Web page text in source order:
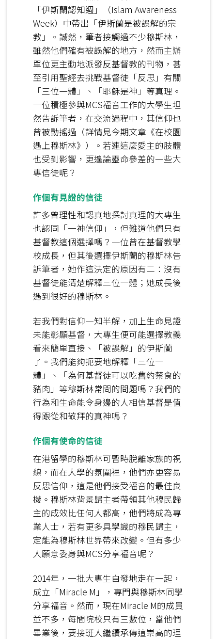
「伊斯蘭認知週」（Islam Awareness
Week）中帶出「伊斯蘭是被誤解的宗
教」。誠然，筆者接觸過不少穆斯林，
雖然他們確有被誤解的地方，然而主辦
單位更主動地派發反基督教的刊物，甚
至引用聖經去挑戰基督徒「反思」有關
「三位一體」、「耶穌是神」等真理。
一位積極參與MCS福音工作的大學生坦
然告訴筆者，在交流過程中，其信仰也
曾被動搖過（詳情見今期文章《在校園
遇上穆斯林》）。若連這麼愛主的肢體
也受到影響，更遑論靈命參差的一些大
專信徒呢？
作個有見證的信徒
許多曾理性和認真地探討真理的大專生
也認同「一神信仰」，但難道他們只有
基督教這個選擇嗎？一位曾在基督教學
校成長，但其後選擇伊斯蘭的穆斯林告
訴筆者，她作這決定的原因有二：沒有
基督徒能清楚解釋三位一體；她成長後
遇到很好的穆斯林。
若我們對信仰一知半解，加上生命見證
未能彰顯基督，大專生便可能選擇教義
看來簡單直接、「被誤解」的伊斯蘭
了。我們能夠扼要地解釋「三位一
體」、「為何基督徒可以吃舊約禁食的
豬肉」等穆斯林常問的問題嗎？我們的
行為和生命能令身邊的人相信基督是值
得跟從和敬拜的真神嗎？
作個有使命的信徒
在港留學的穆斯林可暫時脫離家族的視
線，而在大學的氛圍裡，他們亦更容易
反思信仰，這是他們接受福音的最佳良
機。穆斯林背景歸主者帶領其他穆民歸
主的成效比任何人都高，他們將成為專
業人士，若有更多具學識的穆民歸主，
定能為穆斯林世界帶來改變。但有多少
人願意委身與MCS分享福音呢？
2014年，一批大專生自發地走在一起，
成立「Miracle M」，專門與穆斯林同學
分享福音。然而，現在Miracle M的成員
並不多，每間院校只有三數位，當他們
畢業後，要接班人繼續承傳這崇高的理